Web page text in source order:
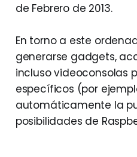
de Febrero de 2013.
En torno a este
generarse gadgets,
incluso videoconsolas
específicos (por
automáticamente la
posibilidades de